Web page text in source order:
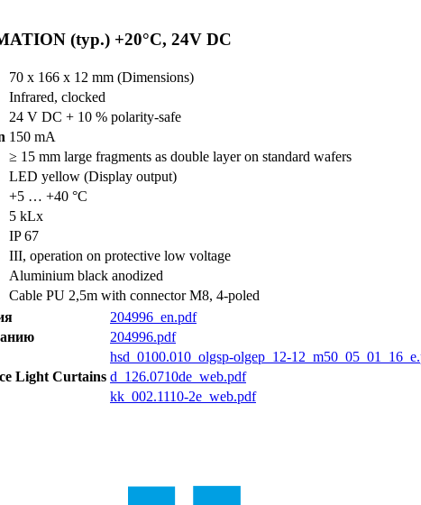
(typ.) +20°C, 24V DC
70 x 166 x 12 mm (Dimensions)
Infrared, clocked
24 V DC + 10 % polarity-safe
150 mA
≥ 15 mm large fragments as double layer on standard wafers
LED yellow (Display output)
+5 … +40 °C
5 kLx
IP 67
III, operation on protective low voltage
Aluminium black anodized
Cable PU 2,5m with connector M8, 4-poled
204996_en.pdf
204996.pdf
hsd_0100.010_olgsp-olgep_12-
Light Curtains d_126.0710de_web.pdf
kk_002.1110-2e_web.pdf